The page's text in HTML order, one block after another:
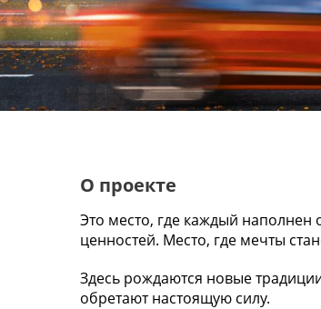
О проекте
Это место, где каждый наполнен
ценностей. Место, где мечты
Здесь рождаются новые
обретают настоящую силу.